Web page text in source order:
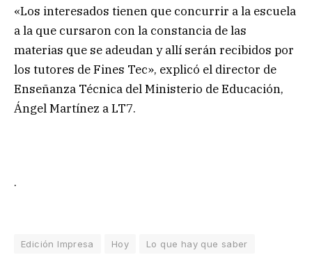
«Los interesados tienen que concurrir a la escuela
a la que cursaron con la constancia de las
materias que se adeudan y allí serán recibidos por
los tutores de Fines Tec», explicó el director de
Enseñanza Técnica del Ministerio de Educación,
Ángel Martínez a LT7.
.
Edición Impresa Hoy Lo que hay que saber